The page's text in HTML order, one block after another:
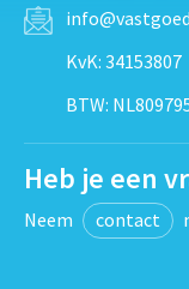
KvK: 34153807
BTW:
Heb je een
Neem contact